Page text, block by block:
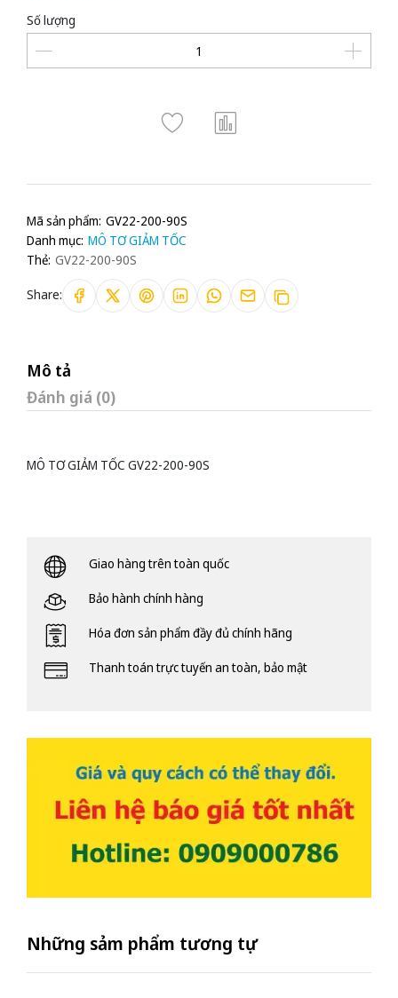
Số lượng
Mã sản phẩm: GV22-200-90S
Danh mục: MÔ TƠ GIẢM TỐC
Thẻ: GV22-200-90S
Share:
Mô tả
Đánh giá (0)
MÔ TƠ GIẢM TỐC GV22-200-90S
Giao hàng trên toàn quốc
Bảo hành chính hàng
Hóa đơn sản phẩm đầy đủ chính hãng
Thanh toán trực tuyến an toàn, bảo mật
Những sảm phẩm tương tự